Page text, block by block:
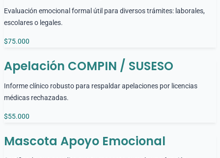
Evaluación emocional formal útil para diversos trámites: laborales,
escolares o legales.
$75.000
Apelación COMPIN / SUSESO
Informe clínico robusto para respaldar apelaciones por licencias
médicas rechazadas.
$55.000
Mascota Apoyo Emocional